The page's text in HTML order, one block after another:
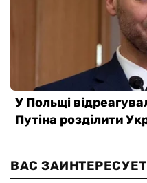
ВАС ЗАИНТЕРЕСУЕТ